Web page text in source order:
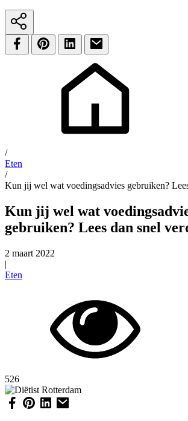
/
Eten
/
Kun jij wel wat voedingsadvies gebruiken?
Kun jij wel wat
gebruiken? Lees dan snel
2 maart 2022
|
Eten
526